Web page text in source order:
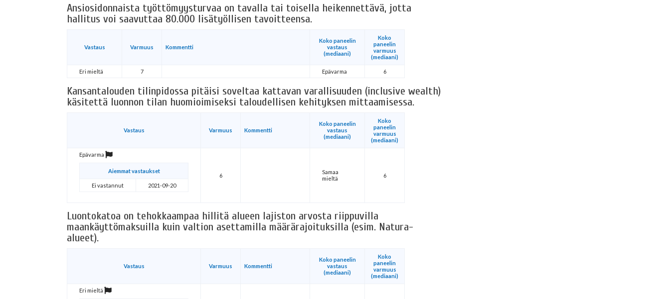
Ansiosidonnaista työttömyysturvaa on tavalla tai toisella heikennettävä, jotta
hallitus voi saavuttaa 80.000 lisätyöllisen tavoitteensa.
Vastaus Varmuus Kommentti
Koko paneelin
vastaus
(mediaani)
Koko
paneelin
varmuus
(mediaani)
Eri mieltä 7 Epävarma 6
Kansantalouden tilinpidossa pitäisi soveltaa kattavan varallisuuden (inclusive wealth)
käsitettä luonnon tilan huomioimiseksi taloudellisen kehityksen mittaamisessa.
Vastaus Varmuus Kommentti
Koko paneelin
vastaus
(mediaani)
Koko
paneelin
varmuus
(mediaani)
Epävarma
Aiemmat vastaukset
Ei vastannut 2021-09-20
6
Samaa
mieltä
6
Luontokatoa on tehokkaampaa hillitä alueen lajiston arvosta riippuvilla
maankäyttömaksuilla kuin valtion asettamilla määrärajoituksilla (esim. Natura-
alueet).
Vastaus Varmuus Kommentti
Koko paneelin
vastaus
(mediaani)
Koko
paneelin
varmuus
(mediaani)
Eri mieltä